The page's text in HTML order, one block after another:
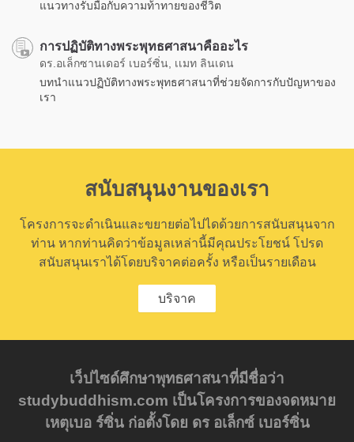
แนวทางรับมือกับความท้าทายของชีวิต
การปฏิบัติทางพระพุทธศาสนาคืออะไร
ดร.อเล็กซานเดอร์ เบอร์ซิ่น, เเมท ลินเดน
บทนำแนวปฏิบัติทางพระพุทธศาสนาที่ช่วยจัดการกับปัญหาของ
เรา
สนับสนุนงานของเรา
โครงการจะดำเนินและขยายต่อไปไดด้วยการสนับสนุนจาก
ท่าน หากท่านคิดว่าข้อมูลเหล่านี้มีคุณประโยชน์ โปรด
สนับสนุนเราได้โดยบริจาคต่อครั้ง หรือเป็นรายเดือน
บริจาค
เว็ปไซด์ศึกษาพุทธศาสนาที่มีชื่อว่า
studybuddhism.com เป็นโครงการของจดหมาย
เหตุเบอ ร์ซิ่น ก่อตั้งโดย ดร อเล็กซ์ เบอร์ซิ่น